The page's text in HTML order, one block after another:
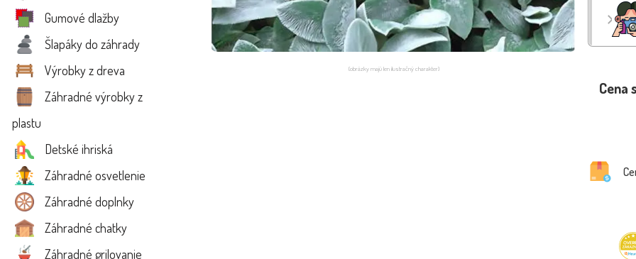
Gumové dlažby
Šlapáky do záhrady
Výrobky z dreva
Záhradné výrobky z
plastu
Detské ihriská
Záhradné osvetlenie
Záhradné doplnky
Záhradné chatky
Záhradné grilovanie
(obrázky majú len ilustračný charakter)
Cena